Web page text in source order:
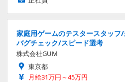
家庭用ゲームのテスタースタッ
バグチェック/スピード選考
株式会社GUM
東京都
月給31万円～45万円